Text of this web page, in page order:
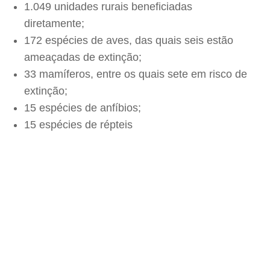
1.049 unidades rurais beneficiadas
diretamente;
172 espécies de aves, das quais seis estão
ameaçadas de extinção;
33 mamíferos, entre os quais sete em risco de
extinção;
15 espécies de anfíbios;
15 espécies de répteis